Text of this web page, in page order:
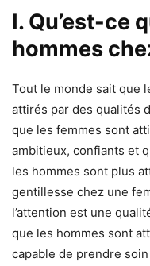
I. Qu’est-ce
hommes
Tout le monde sait que
attirés par des qualités
que les femmes sont
ambitieux, confiants et
les hommes sont plus
gentillesse chez une
l’attention est une
que les hommes sont
capable de prendre soin